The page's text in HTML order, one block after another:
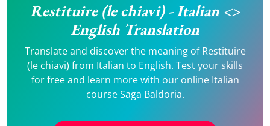
Restituire (le chiavi) - Italian <>
English Translation
Translate and discover the meaning of Restituire
(le chiavi) from Italian to English. Test your skills
for free and learn more with our online Italian
course Saga Baldoria.